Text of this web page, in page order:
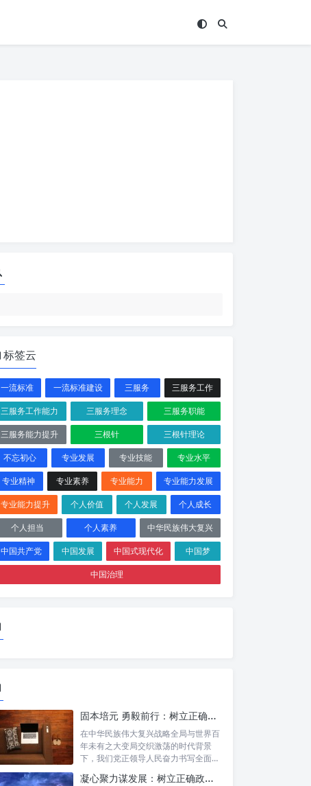
标签云
一流标准 一流标准建设 三服务
三服务工作
三服务工作能力
三服务理念
三服务职能
三服务能力提升
三根针
三根针理论
不忘初心
专业发展 专业技能
专业水平
专业精神
专业素养 专业能力
专业能力发展
专业能力提升
个人价值 个人发展
个人成长
个人担当
个人素养
中华民族伟大复兴
中国共产党
中国发展 中国式现代化
中国梦
中国治理
固本培元 勇毅前行：树立正确政绩观，坚守初心勇担当的时代命题与实践方略
在中华民族伟大复兴战略全局与世界百
年未有之大变局交织激荡的时代背景
下，我们党正领导人民奋力书写全面建
凝心聚力谋发展：树立正确政绩理念，锤炼务实工作作风